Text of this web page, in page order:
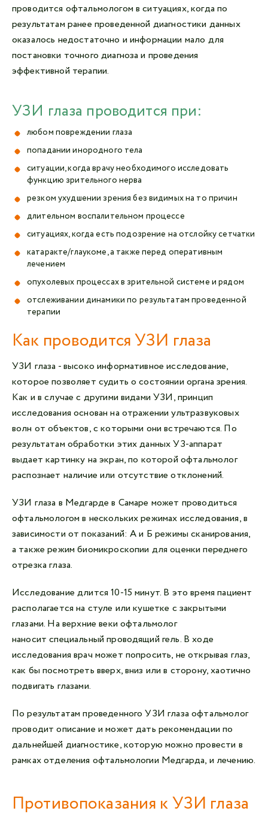
проводится офтальмологом в ситуациях, когда по
результатам ранее проведенной диагностики данных
оказалось недостаточно и информации мало для
постановки точного диагноза и проведения
эффективной терапии.
УЗИ глаза проводится при:
любом повреждении глаза
попадании инородного тела
ситуации, когда врачу необходимого исследовать
функцию зрительного нерва
резком ухудшении зрения без видимых на то причин
длительном воспалительном процессе
ситуациях, когда есть подозрение на отслойку сетчатки
катаракте/глаукоме, а также перед оперативным
лечением
опухолевых процессах в зрительной системе и рядом
отслеживании динамики по результатам проведенной
терапии
Как проводится УЗИ глаза
УЗИ глаза - высоко информативное исследование,
которое позволяет судить о состоянии органа зрения.
Как и в случае с другими видами УЗИ, принцип
исследования основан на отражении ультразвуковых
волн от объектов, с которыми они встречаются. По
результатам обработки этих данных УЗ-аппарат
выдает картинку на экран, по которой офтальмолог
распознает наличие или отсутствие отклонений.
УЗИ глаза в Медгарде в Самаре может проводиться
офтальмологом в нескольких режимах исследования, в
зависимости от показаний: А и Б режимы сканирования,
а также режим биомикроскопии для оценки переднего
отрезка глаза.
Исследование длится 10-15 минут. В это время пациент
располагается на стуле или кушетке с закрытыми
глазами. На верхние веки офтальмолог
наносит специальный проводящий гель. В ходе
исследования врач может попросить, не открывая глаз,
как бы посмотреть вверх, вниз или в сторону, хаотично
подвигать глазами.
По результатам проведенного УЗИ глаза офтальмолог
проводит описание и может дать рекомендации по
дальнейшей диагностике, которую можно провести в
рамках отделения офтальмологии Медгарда, и лечению.
Противопоказания к УЗИ глаза